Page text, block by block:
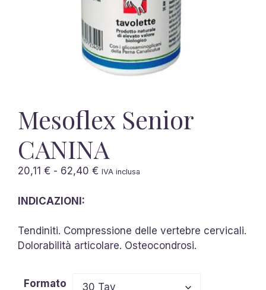
Mesoflex Senior
CANINA
20,11 € - 62,40 €Fascia
20,11 €
a
IVA inclusa
INDICAZIONI:
Tendiniti. Compressione delle vertebre cervicali.
Dolorabilità articolare. Osteocondrosi.
Formato